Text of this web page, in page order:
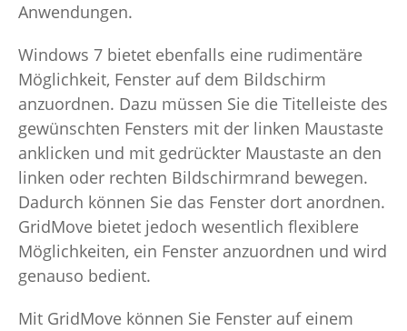
Anwendungen.
Windows 7 bietet ebenfalls eine rudimentäre
Möglichkeit, Fenster auf dem Bildschirm
anzuordnen. Dazu müssen Sie die Titelleiste des
gewünschten Fensters mit der linken Maustaste
anklicken und mit gedrückter Maustaste an den
linken oder rechten Bildschirmrand bewegen.
Dadurch können Sie das Fenster dort anordnen.
GridMove bietet jedoch wesentlich flexiblere
Möglichkeiten, ein Fenster anzuordnen und wird
genauso bedient.
Mit GridMove können Sie Fenster auf einem